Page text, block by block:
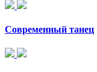
Современный танец